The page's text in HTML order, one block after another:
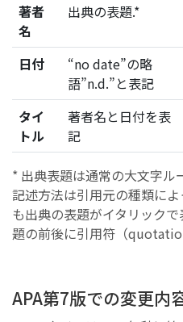
著者
名
出典の表題.*
日付
“no date”の略
語”n.d.”と表記
タイ
トル
著者名と日付を表
記
* 出典表題は通常の大文字ル
記述方法は引用元の種類に
も出典の表題がイタリック
題の前後に引用符（
APA第7版での変更内